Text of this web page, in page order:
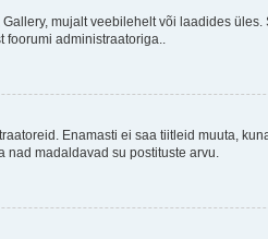
mujalt veebilehelt või laadides
administraatoriga..
Enamasti ei saa tiitleid muuta,
madaldavad su postituste arvu.